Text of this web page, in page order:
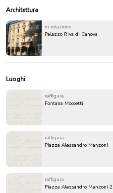
Architettura
in relazione
Palazzo Riva di Canova
Luoghi
raffigura
Fontana Moccetti
raffigura
Piazza Alessandro Manzoni
raffigura
Piazza Alessandro Manzoni 2